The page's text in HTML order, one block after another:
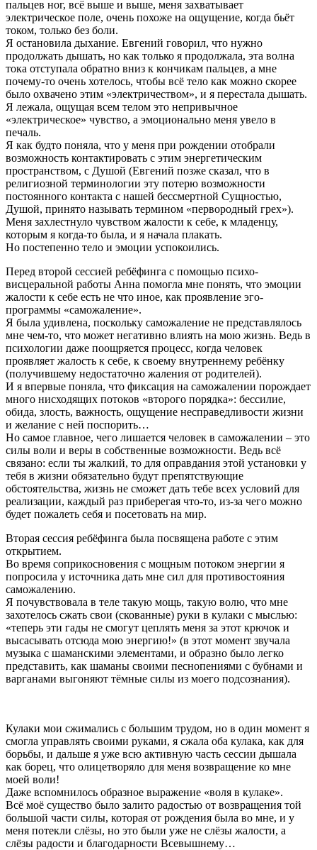
пальцев ног, всё выше и выше, меня захватывает
электрическое поле, очень похоже на ощущение, когда бьёт
током, только без боли.
Я остановила дыхание. Евгений говорил, что нужно
продолжать дышать, но как только я продолжала, эта волна
тока отступала обратно вниз к кончикам пальцев, а мне
почему-то очень хотелось, чтобы всё тело как можно скорее
было охвачено этим «электричеством», и я перестала дышать.
Я лежала, ощущая всем телом это непривычное
«электрическое» чувство, а эмоционально меня увело в
печаль.
Я как будто поняла, что у меня при рождении отобрали
возможность контактировать с этим энергетическим
пространством, с Душой (Евгений позже сказал, что в
религиозной терминологии эту потерю возможности
постоянного контакта с нашей бессмертной Сущностью,
Душой, принято называть термином «первородный грех»).
Меня захлестнуло чувством жалости к себе, к младенцу,
которым я когда-то была, и я начала плакать.
Но постепенно тело и эмоции успокоились.
Перед второй сессией ребёфинга с помощью психо-
висцеральной работы Анна помогла мне понять, что эмоции
жалости к себе есть не что иное, как проявление эго-
программы «саможаление».
Я была удивлена, поскольку саможаление не представлялось
мне чем-то, что может негативно влиять на мою жизнь. Ведь в
психологии даже поощряется процесс, когда человек
проявляет жалость к себе, к своему внутреннему ребёнку
(получившему недостаточно жаления от родителей).
И я впервые поняла, что фиксация на саможалении порождает
много нисходящих потоков «второго порядка»: бессилие,
обида, злость, важность, ощущение несправедливости жизни
и желание с ней поспорить…
Но самое главное, чего лишается человек в саможалении – это
силы воли и веры в собственные возможности. Ведь всё
связано: если ты жалкий, то для оправдания этой установки у
тебя в жизни обязательно будут препятствующие
обстоятельства, жизнь не сможет дать тебе всех условий для
реализации, каждый раз приберегая что-то, из-за чего можно
будет пожалеть себя и посетовать на мир.
Вторая сессия ребёфинга была посвящена работе с этим
открытием.
Во время соприкосновения с мощным потоком энергии я
попросила у источника дать мне сил для противостояния
саможалению.
Я почувствовала в теле такую мощь, такую волю, что мне
захотелось сжать свои (скованные) руки в кулаки с мыслью:
«теперь эти гады не смогут цеплять меня за этот крючок и
высасывать отсюда мою энергию!» (в этот момент звучала
музыка с шаманскими элементами, и образно было легко
представить, как шаманы своими песнопениями с бубнами и
варганами выгоняют тёмные силы из моего подсознания).
Кулаки мои сжимались с большим трудом, но в один момент я
смогла управлять своими руками, я сжала оба кулака, как для
борьбы, и дальше я уже всю активную часть сессии дышала
как борец, что олицетворяло для меня возвращение ко мне
моей воли!
Даже вспомнилось образное выражение «воля в кулаке».
Всё моё существо было залито радостью от возвращения той
большой части силы, которая от рождения была во мне, и у
меня потекли слёзы, но это были уже не слёзы жалости, а
слёзы радости и благодарности Всевышнему…